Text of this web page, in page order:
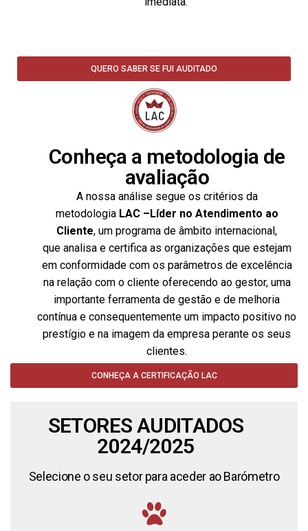
QUERO SABER SE FUI AUDITADO
Conheça a metodologia de
avaliação
A nossa análise segue os critérios da
metodologia LAC –Líder no Atendimento ao
Cliente, um programa de âmbito internacional,
que analisa e certifica as organizações que estejam
em conformidade com os parâmetros de excelência
na relação com o cliente oferecendo ao gestor, uma
importante ferramenta de gestão e de melhoria
contínua e consequentemente um impacto positivo no
prestígio e na imagem da empresa perante os seus
clientes.
CONHEÇA A CERTIFICAÇÃO LAC
SETORES AUDITADOS
2024/2025
Selecione o seu setor para aceder ao Barómetro